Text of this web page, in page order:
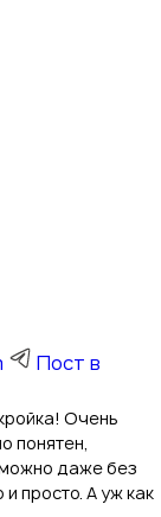
Пост в
Очень
понятен,
можно даже без
просто. А уж как